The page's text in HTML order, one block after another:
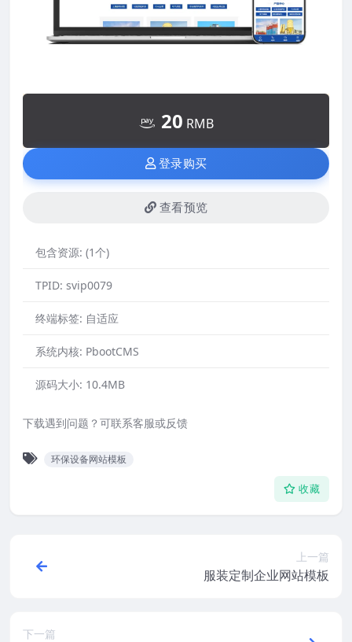
20 RMB
登录购买
查看预览
包含资源: (1个)
TPID: svip0079
终端标签: 自适应
系统内核: PbootCMS
源码大小: 10.4MB
下载遇到问题？可联系客服或反馈
环保设备网站模板
收藏
上一篇
服装定制企业网站模板
下一篇